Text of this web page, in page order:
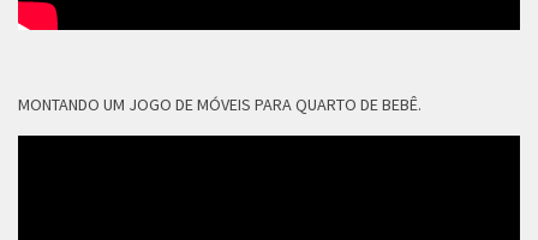
MONTANDO UM JOGO DE MÓVEIS PARA QUARTO DE BEBÊ.